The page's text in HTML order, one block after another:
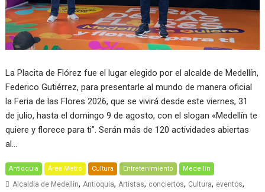
La Placita de Flórez fue el lugar elegido por el alcalde de Medellín,
Federico Gutiérrez, para presentarle al mundo de manera oficial
la Feria de las Flores 2026, que se vivirá desde este viernes, 31
de julio, hasta el domingo 9 de agosto, con el slogan «Medellín te
quiere y florece para ti”. Serán más de 120 actividades abiertas
al…
Antioquia Área Metro Cultura Entretenimiento Medellín
Alcaldía de Medellín,Antioquia,Artistas, conciertos, Cultura, eventos,